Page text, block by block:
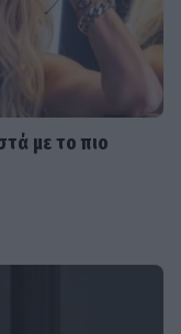
με το πιο